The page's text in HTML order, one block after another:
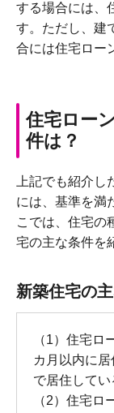
する場合には、
す。ただし、建
合には住宅ロー
住宅ロー
件は？
上記でも紹介
には、基準を満
こでは、住宅の
宅の主な条件を
新築住宅の
（1）住宅ロ
カ月以内に
で居住してい
（2）住宅ロ